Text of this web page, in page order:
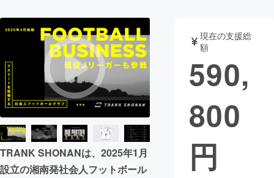
アート・写真 音楽
テクノロジー・ガジェット ゲーム・サ
映像・映画
ビジネス・起業
まちづくり・地域活性化
TRANK SHONANは、2025年1月
設立の湘南発社会人フットボール
現在の支援総
額
590,
800
円